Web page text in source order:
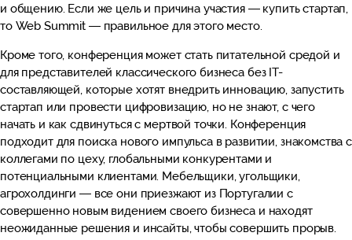
и общению. Если же цель и причина участия — купить стартап,
то Web Summit — правильное для этого место.
Кроме того, конференция может стать питательной средой и
для представителей классического бизнеса без IT-
составляющей, которые хотят внедрить инновацию, запустить
стартап или провести цифровизацию, но не знают, с чего
начать и как сдвинуться с мертвой точки. Конференция
подходит для поиска нового импульса в развитии, знакомства с
коллегами по цеху, глобальными конкурентами и
потенциальными клиентами. Мебельщики, угольщики,
агрохолдинги — все они приезжают из Португалии с
совершенно новым видением своего бизнеса и находят
неожиданные решения и инсайты, чтобы совершить прорыв.